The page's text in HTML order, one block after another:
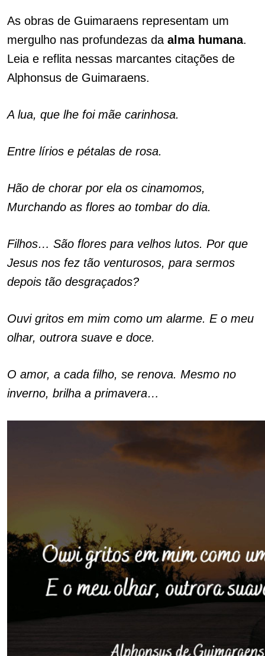
As obras de Guimaraens representam um
mergulho nas profundezas da alma humana.
Leia e reflita nessas marcantes citações de
Alphonsus de Guimaraens.
A lua, que lhe foi mãe carinhosa.
Entre lírios e pétalas de rosa.
Hão de chorar por ela os cinamomos,
Murchando as flores ao tombar do dia.
Filhos… São flores para velhos lutos. Por que
Jesus nos fez tão venturosos, para sermos
depois tão desgraçados?
Ouvi gritos em mim como um alarme. E o meu
olhar, outrora suave e doce.
O amor, a cada filho, se renova. Mesmo no
inverno, brilha a primavera…